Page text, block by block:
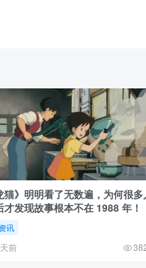
猫》明明看了无数遍，为何很
才发现故事根本不在 1988 年！
讯
前